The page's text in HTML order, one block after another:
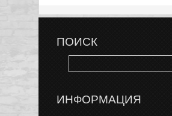
ПОИСК
ИНФОРМАЦИЯ